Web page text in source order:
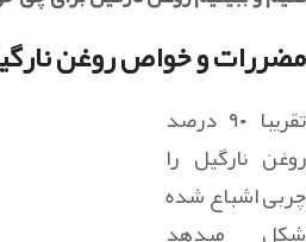
مضررات و خواص روغن
تقریبا ۹۰ درصد
روغن نارگیل را
چربی اشباع شده